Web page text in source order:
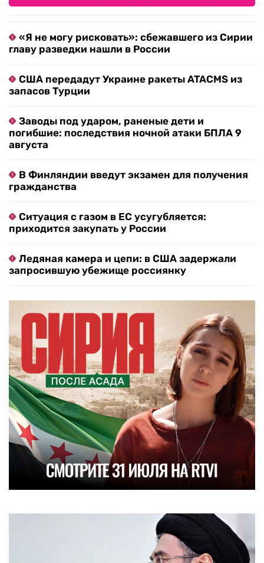
«Я не могу рисковать»: сбежавшего из Сирии
главу разведки нашли в России
США передадут Украине ракеты ATACMS из
запасов Турции
Заводы под ударом, раненые дети и
погибшие: последствия ночной атаки БПЛА 9
августа
В Финляндии введут экзамен для получения
гражданства
Ситуация с газом в ЕС усугубляется:
приходится закупать у России
Ледяная камера и цепи: в США задержали
запросившую убежище россиянку